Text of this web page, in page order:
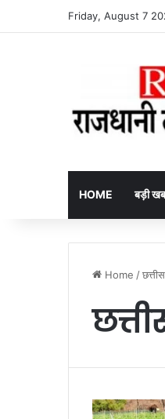
Friday, August 7
HOME बड़ी
Home /